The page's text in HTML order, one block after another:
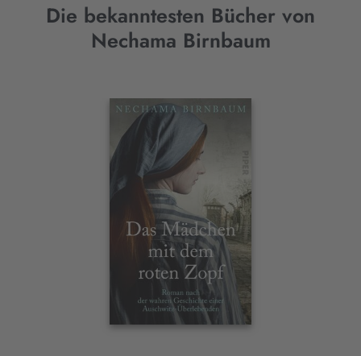
Die bekanntesten Bücher von
Nechama Birnbaum